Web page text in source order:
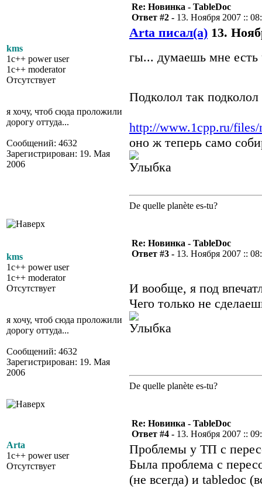
kms
1c++ power user
1c++ moderator
Отсутствует
я хочу, чтоб сюда проложили
дорогу оттуда...
Сообщений: 4632
Зарегистрирован: 19. Мая
2006
Re: Новинка - TableDoc
Ответ #2 - 13. Ноября 2007 ::
Arta писал(а) 13.
гы... думаешь мне
Подколол так подколол
http://www.1cpp.ru/
оно ж теперь само
De quelle planète es-tu?
kms
1c++ power user
1c++ moderator
Отсутствует
я хочу, чтоб сюда проложили
дорогу оттуда...
Сообщений: 4632
Зарегистрирован: 19. Мая
2006
Re: Новинка - TableDoc
Ответ #3 - 13. Ноября 2007 ::
И вообще, я под
Чего только не
De quelle planète es-tu?
Arta
1c++ power user
Отсутствует
Re: Новинка - TableDoc
Ответ #4 - 13. Ноября 2007 ::
Проблемы у ТП с
Была проблема с
(не всегда) и tabledoc